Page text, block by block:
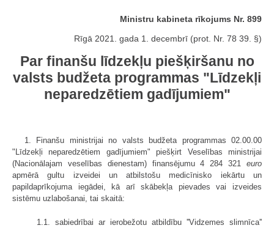
Ministru kabineta rīkojums Nr. 899
Rīgā 2021. gada 1. decembrī (prot. Nr. 78 39. §)
Par finanšu līdzekļu piešķiršanu no
valsts budžeta programmas "Līdzekļi
neparedzētiem gadījumiem"
1. Finanšu ministrijai no valsts budžeta programmas 02.00.00
"Līdzekļi neparedzētiem gadījumiem" piešķirt Veselības ministrijai
(Nacionālajam veselības dienestam) finansējumu 4 284 321 euro
apmērā gultu izveidei un atbilstošu medicīnisko iekārtu un
papildaprīkojuma iegādei, kā arī skābekļa pievades vai izveides
sistēmu uzlabošanai, tai skaitā:
1.1. sabiedrībai ar ierobežotu atbildību ''Vidzemes slimnīca''